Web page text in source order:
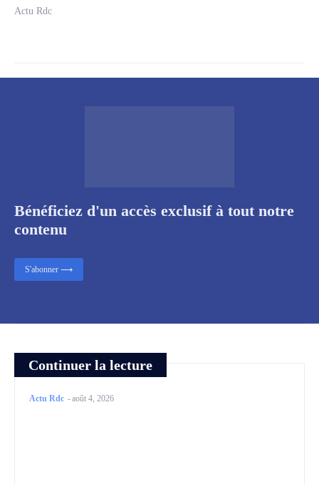
Actu Rdc
Continuer la lecture
Actu Rdc -août 4, 2026
Bénéficiez d'un accès exclusif à tout notre
contenu
S'abonner ⟶